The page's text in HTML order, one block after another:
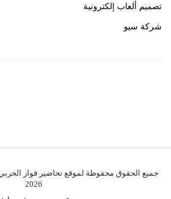
تصميم ألعاب إلكترونية
شركة سيو
جميع الحقوق محفوظة لموقع تحاضير فواز
2026